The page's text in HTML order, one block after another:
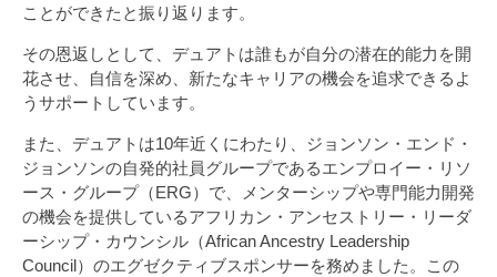
ことができたと振り返ります。
その恩返しとして、デュアトは誰もが自分の潜在的能力を開
花させ、自信を深め、新たなキャリアの機会を追求できるよ
うサポートしています。
また、デュアトは10年近くにわたり、ジョンソン・エンド・
ジョンソンの自発的社員グループであるエンプロイー・リソ
ース・グループ（ERG）で、メンターシップや専門能力開発
の機会を提供しているアフリカン・アンセストリー・リーダ
ーシップ・カウンシル（African Ancestry Leadership
Council）のエグゼクティブスポンサーを務めました。この